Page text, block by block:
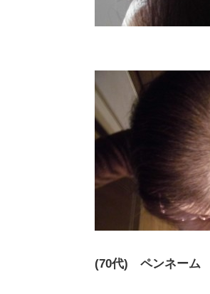
(70代) ペンネーム